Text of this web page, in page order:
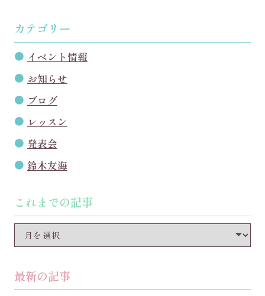
カテゴリー
イベント情報
お知らせ
ブログ
レッスン
発表会
鈴木友海
これまでの記事
最新の記事